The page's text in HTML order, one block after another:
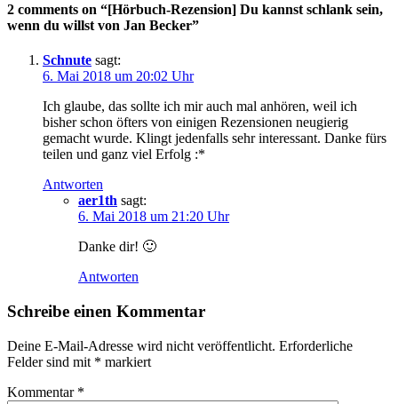
2 comments on “[Hörbuch-Rezension] Du kannst schlank sein,
wenn du willst von Jan Becker”
Schnute sagt:
6. Mai 2018 um 20:02 Uhr
Ich glaube, das sollte ich mir auch mal anhören, weil ich
bisher schon öfters von einigen Rezensionen neugierig
gemacht wurde. Klingt jedenfalls sehr interessant. Danke fürs
teilen und ganz viel Erfolg :*
Antworten
aer1th sagt:
6. Mai 2018 um 21:20 Uhr
Danke dir! 🙂
Antworten
Schreibe einen Kommentar
Deine E-Mail-Adresse wird nicht veröffentlicht. Erforderliche
Felder sind mit * markiert
Kommentar *